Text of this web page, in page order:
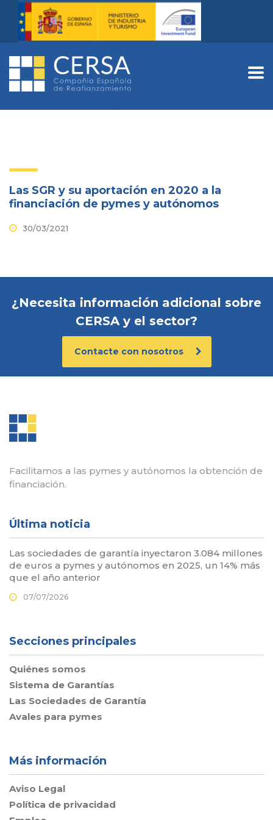
Las SGR y su aportación en 2020 a la
financiación de pymes y autónomos
30/03/2021
¿Necesita información adicional sobre
CERSA y el sector?
Contacte con nosotros
Facilitamos a las pymes y autónomos la obtención de
financiación.
Última noticia
Las sociedades de garantía inyectaron 3.084 millones
de euros a pymes y autónomos en 2025, un 14% más
que el año anterior
07/07/2026
Secciones principales
Quiénes somos
Sistema de Garantías
Las Sociedades de Garantía
Avales para pymes
Más información
Aviso Legal
Política de privacidad